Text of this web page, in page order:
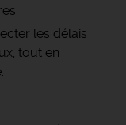
les délais
tout en